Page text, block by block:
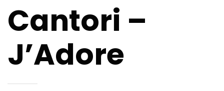
Cantori –
J’Adore